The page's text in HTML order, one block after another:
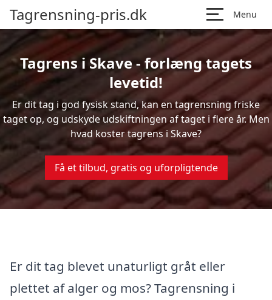
Tagrensning-pris.dk Menu
Tagrens i Skave - forlæng tagets
levetid!
Er dit tag i god fysisk stand, kan en tagrensning friske
taget op, og udskyde udskiftningen af taget i flere år. Men
hvad koster tagrens i Skave?
Få et tilbud, gratis og uforpligtende
Er dit tag blevet unaturligt gråt eller
plettet af alger og mos? Tagrensning i